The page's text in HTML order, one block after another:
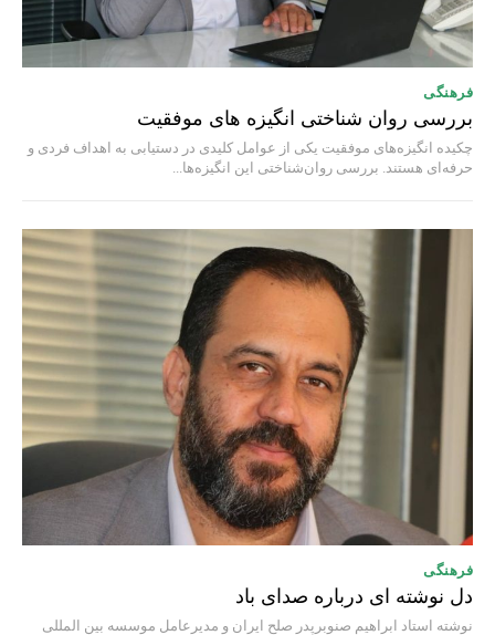
فرهنگی
بررسی روان شناختی انگیزه های موفقیت
چکیده انگیزه‌های موفقیت یکی از عوامل کلیدی در دستیابی به اهداف فردی و
حرفه‌ای هستند. بررسی روان‌شناختی این انگیزه‌ها...
فرهنگی
دل نوشته ای درباره صدای باد
نوشته استاد ابراهیم صنوبرپدر صلح ایران و مدیرعامل موسسه بین المللی